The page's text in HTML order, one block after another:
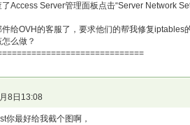
Access Server管理面板点击“Server Network
给OVH的客服了，要求他们的帮我修复iptables
么做？
8日13:08
你最好给我截个图啊，